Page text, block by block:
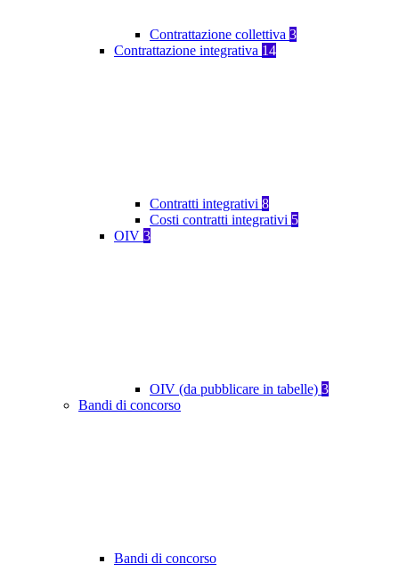
Contrattazione collettiva 3
Contrattazione integrativa 14
Contratti integrativi 8
Costi contratti integrativi 5
OIV 3
OIV (da pubblicare in tabelle) 3
Bandi di concorso
Bandi di concorso